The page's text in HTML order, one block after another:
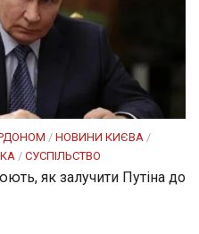
/ НОВИНИ КИЄВА /
/ СУСПІЛЬСТВО
як залучити Путіна до